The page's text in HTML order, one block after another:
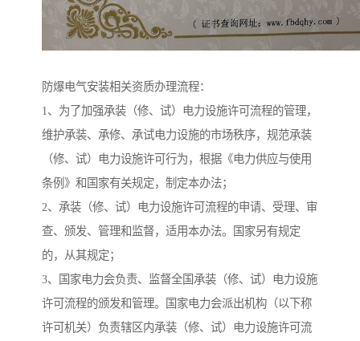
防爆电气安装相关资质办理流程：
1、为了加强承装（修、试）电力设施许可流程的管理，
维护承装、承修、承试电力设施的市场秩序，规范承装
（修、试）电力设施许可行为，根据《电力供应与使用
条例》和国家有关规定，制定本办法；
2、承装（修、试）电力设施许可流程的申请、受理、审
查、颁发、管理和监督，适用本办法。国家另有规定
的，从其规定；
3、国家电力会负责、监督全国承装（修、试）电力设施
许可流程的颁发和管理。国家电力会派出机构（以下称
许可机关）负责辖区内承装（修、试）电力设施许可流